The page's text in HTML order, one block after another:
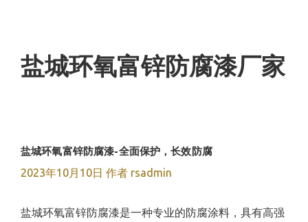
盐城环氧富锌防腐漆厂家
盐城环氧富锌防腐漆-全面保护，长效防腐
2023年10月10日 作者 rsadmin
盐城环氧富锌防腐漆是一种专业的防腐涂料，具有高强